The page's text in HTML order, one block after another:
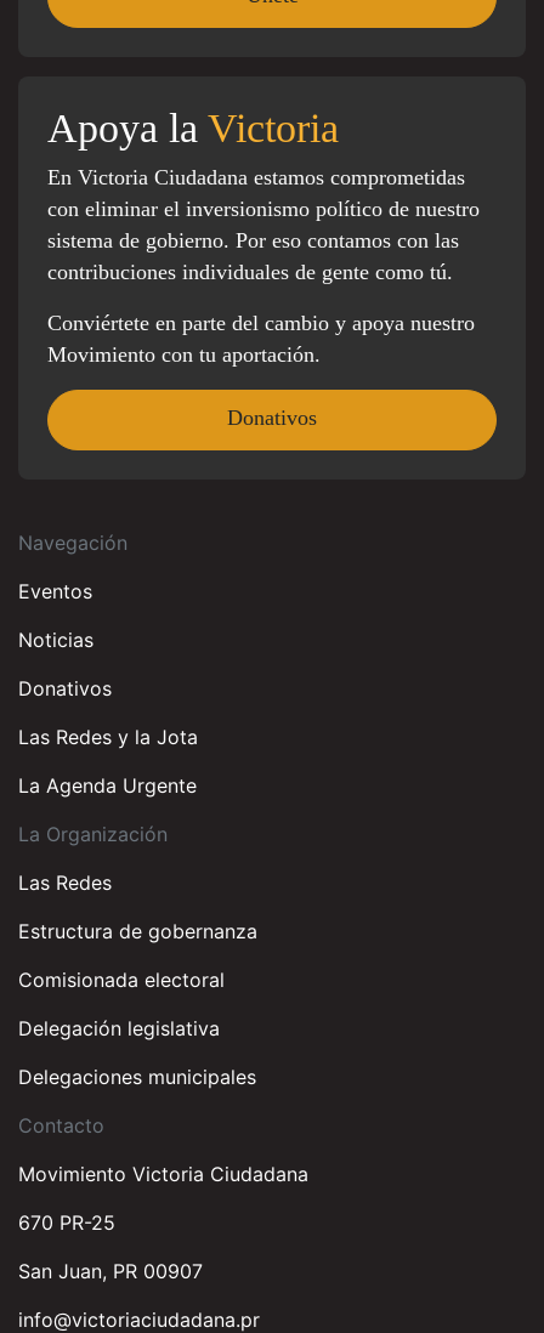
Apoya la Victoria
En Victoria Ciudadana estamos comprometidas
con eliminar el inversionismo político de nuestro
sistema de gobierno. Por eso contamos con las
contribuciones individuales de gente como tú.
Conviértete en parte del cambio y apoya nuestro
Movimiento con tu aportación.
Donativos
Navegación
Eventos
Noticias
Donativos
Las Redes y la Jota
La Agenda Urgente
La Organización
Las Redes
Estructura de gobernanza
Comisionada electoral
Delegación legislativa
Delegaciones municipales
Contacto
Movimiento Victoria Ciudadana
670 PR-25
San Juan, PR 00907
info@victoriaciudadana.pr